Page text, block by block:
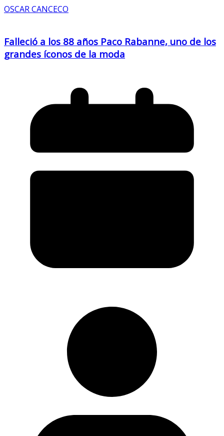
OSCAR CANCECO
Falleció a los 88 años Paco Rabanne, uno de los
grandes íconos de la moda